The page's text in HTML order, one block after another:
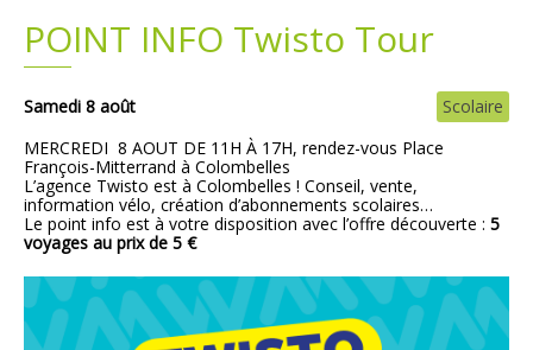
POINT INFO Twisto Tour
Samedi 8 août
Scolaire
MERCREDI 8 AOUT DE 11H À 17H, rendez-vous Place
François-Mitterrand à Colombelles
L’agence Twisto est à Colombelles ! Conseil, vente,
information vélo, création d’abonnements scolaires…
Le point info est à votre disposition avec l’offre découverte : 5
voyages au prix de 5 €
Plans
Demandes légales
Emploi
Marchés publics
Grands projets